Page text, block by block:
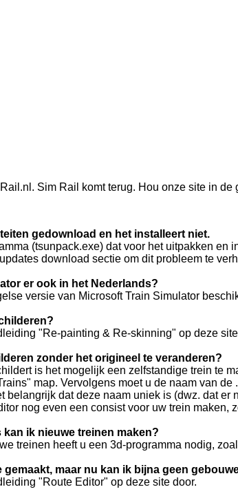
Sim Rail komt terug. Hou onze site in de
gedownload en het installeert niet.
(tsunpack.exe) dat voor het uitpakken
download sectie om dit probleem te
er ook in het Nederlands?
versie van Microsoft Train Simulator
"Re-painting & Re-skinning" op deze
zonder het origineel te veranderen?
is het mogelijk een zelfstandige trein te
map. Vervolgens moet u de naam van
belangrijk dat deze naam uniek is (dwz. dat
nog even een consist voor uw trein
kan ik nieuwe treinen maken?
treinen heeft u een 3d-programma nodig,
gemaakt, maar nu kan ik bijna geen
"Route Editor" op deze site door.